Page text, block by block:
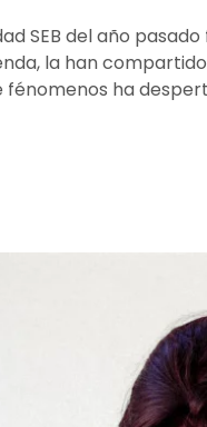
SEB del año
la han
fénomenos ha